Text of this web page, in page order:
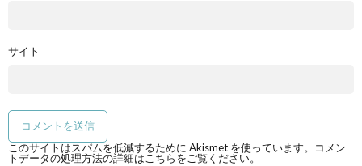
サイト
このサイトはスパムを低減するために Akismet を使っています。
コメン
トデータの処理方法の詳細はこちらをご覧ください。